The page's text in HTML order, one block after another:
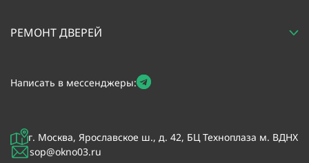
г. Москва, Ярославское ш., д. 42, БЦ Техноплаза м. ВДНХ
sop@okno03.ru
Написать в мессенджеры:
РЕМОНТ ДВЕРЕЙ